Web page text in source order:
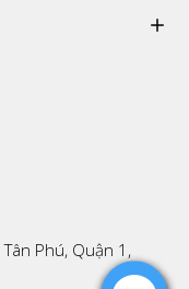
Phú, Quận 1,